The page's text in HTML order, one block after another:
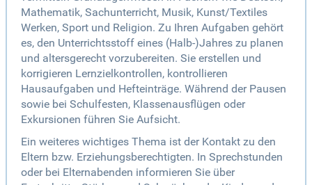
Mathematik, Sachunterricht, Musik, Kunst/Textiles
Werken, Sport und Religion. Zu Ihren Aufgaben gehört
es, den Unterrichtsstoff eines (Halb-)Jahres zu planen
und altersgerecht vorzubereiten. Sie erstellen und
korrigieren Lernzielkontrollen, kontrollieren
Hausaufgaben und Hefteinträge. Während der Pausen
sowie bei Schulfesten, Klassenausflügen oder
Exkursionen führen Sie Aufsicht.
Ein weiteres wichtiges Thema ist der Kontakt zu den
Eltern bzw. Erziehungsberechtigten. In Sprechstunden
oder bei Elternabenden informieren Sie über